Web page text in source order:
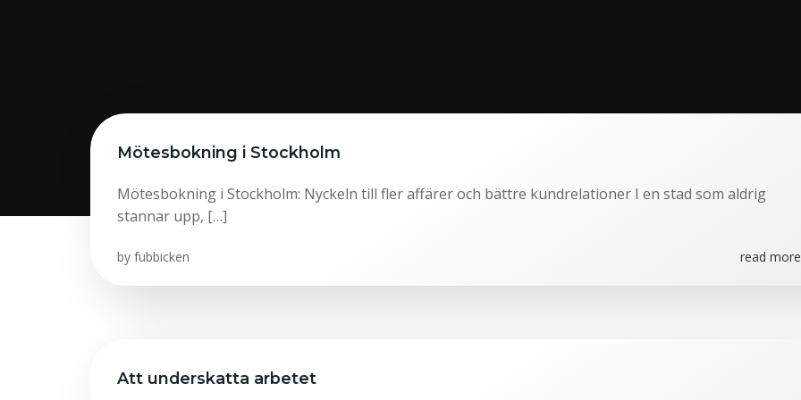
Mötesbokning i Stockholm
Mötesbokning i Stockholm: Nyckeln till fler affärer och bättre kundrelationer I en stad som aldrig
stannar upp, […]
by fubbicken read
Att underskatta arbetet